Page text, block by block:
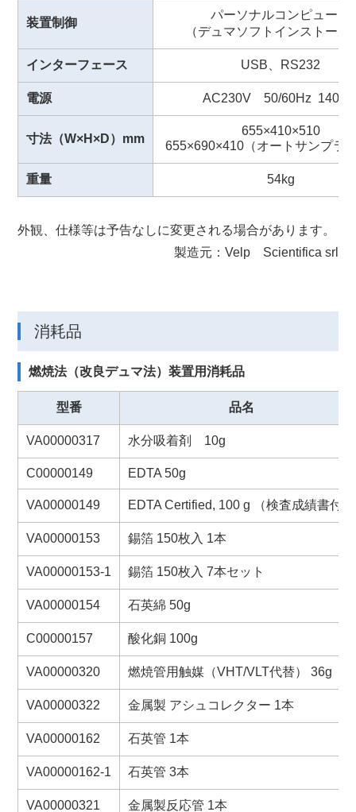
装置制御
パーソナルコンピュータ
（デュマソフトインストール
インターフェース USB、RS232
電源 AC230V 50/60Hz
寸法（W×H×D）mm
655×410×510
655×690×410（オートサンプラ
重量 54kg
外観、仕様等は予告なしに変更される場合があります。
製造元：Velp Scientifica srl
消耗品
燃焼法（改良デュマ法）装置⽤消耗品
型番 品名
VA00000317 水分吸着剤 10g
C00000149 EDTA 50g
VA00000149 EDTA Certified, 100 g （検査成績書付）
VA00000153 錫箔 150枚入 1本
VA00000153-1 錫箔 150枚入 7本セット
VA00000154 石英綿 50g
C00000157 酸化銅 100g
VA00000320 燃焼管用触媒（VHT/VLT代替） 36g
VA00000322 金属製 アシュコレクター 1本
VA00000162 石英管 1本
VA00000162-1 石英管 3本
VA00000321 金属製反応管 1本